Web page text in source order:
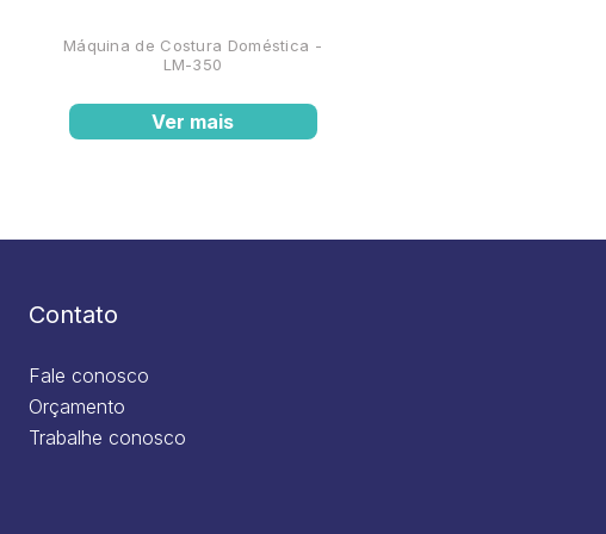
Máquina de Costura Doméstica -
LM-350
Ver mais
Contato
Fale conosco
Orçamento
Trabalhe conosco